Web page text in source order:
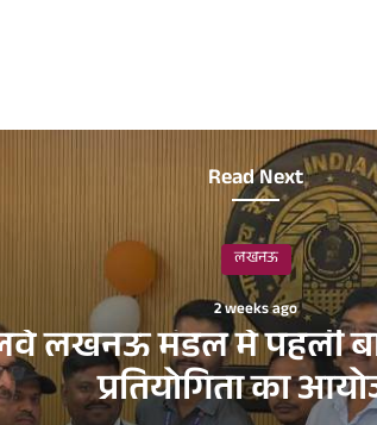
Read Next
लखनऊ
2 weeks ago
लखनऊ मंडल में पहली बार
प्रतियोगिता का